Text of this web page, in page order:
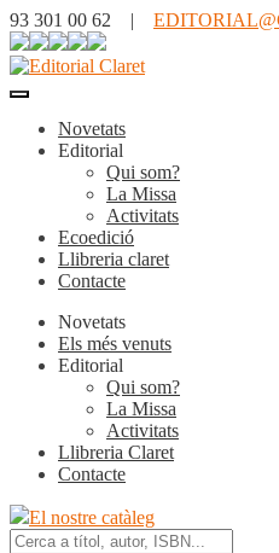
93 301 00 62 |
Novetats
Editorial
Qui som?
La Missa
Activitats
Ecoedició
Llibreria claret
Contacte
Novetats
Els més venuts
Editorial
Qui som?
La Missa
Activitats
Llibreria Claret
Contacte
El nostre catàleg